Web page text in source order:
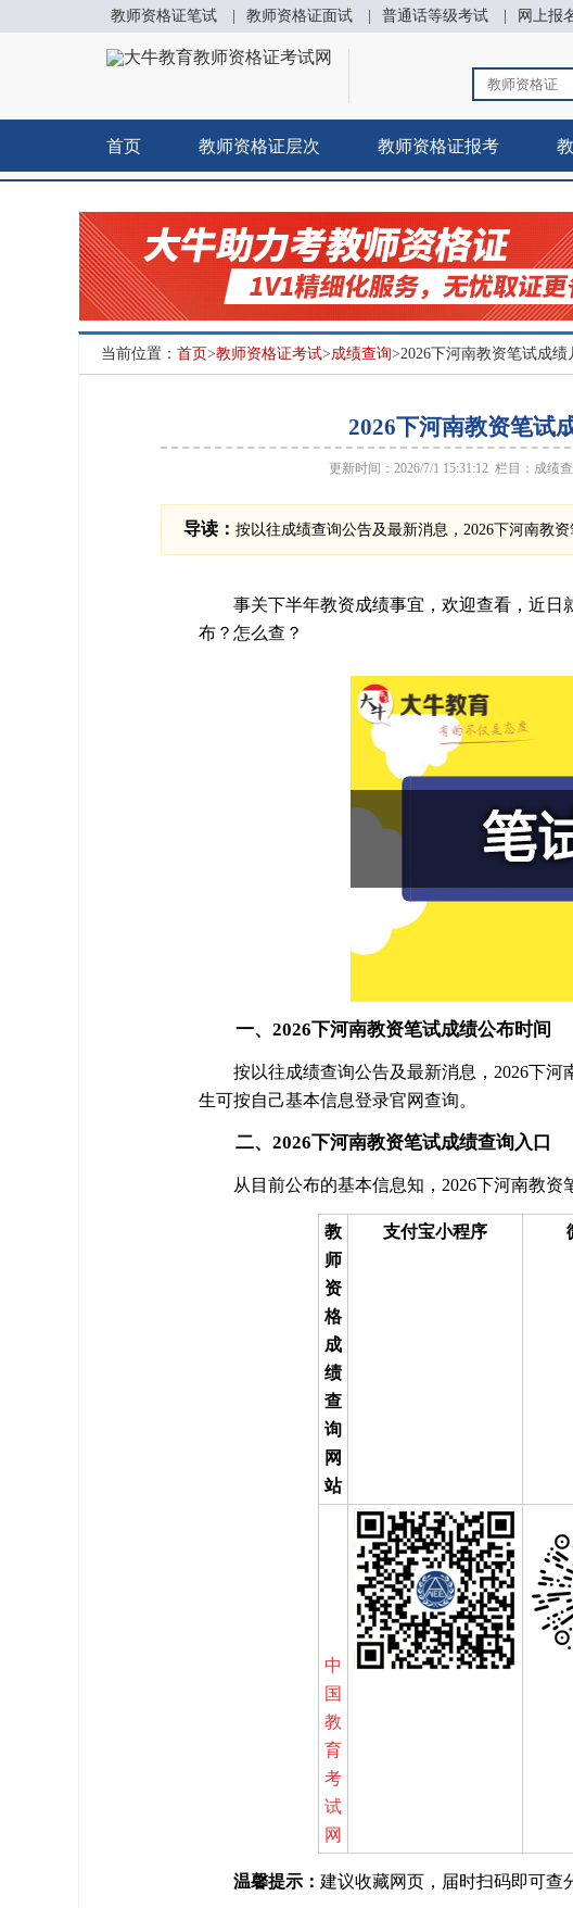
教师资格证笔试 教师资格证面试 普通话等级考试 网上报
首页 教师资格证层次 教师资格证报考
当前位置： 首页>教师资格证考试>成绩查询>2026下河南教资笔试成绩
2026下河南教资笔试
更新时间：2026/7/1 15:31:12 栏目： 成绩
导读： 按以往成绩查询公告及最新消息，2026下河南教
事关下半年教资成绩事宜，欢迎查看，近日
布？怎么查？
一、2026下河南教资笔试成绩公布时间
按以往成绩查询公告及最新消息，2026下河
生可按自己基本信息登录官网查询。
二、2026下河南教资笔试成绩查询入口
从目前公布的基本信息知，2026下河南教资
教
师
资
格
成
绩
查
询
网
站
支付宝小程序
中
国
教
育
考
试
网
温馨提示： 建议收藏网页，届时扫码即可查